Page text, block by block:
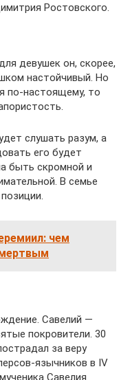
Ро­стов­ско­го.
девушек он, скорее,
настойчивый. Но
по-настоящему, то
слушать разум, а
его будет
быть скромной и
В семье
чем
Савелий —
покровители. 30
за веру
язычников в IV
Савелия